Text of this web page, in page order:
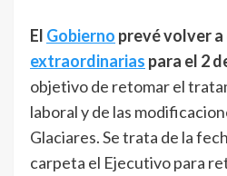
El Gobierno prevé volver
extraordinarias para el 2
objetivo de retomar el
laboral y de las
Glaciares. Se trata de la
carpeta el Ejecutivo para